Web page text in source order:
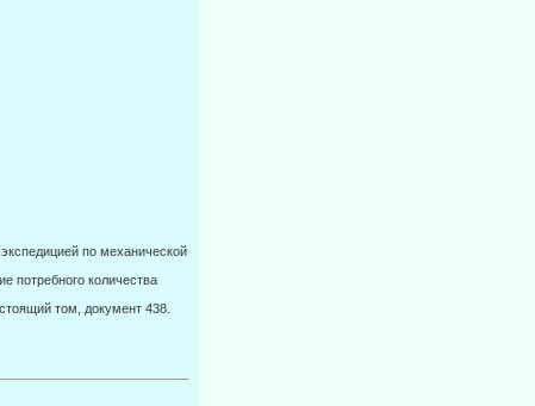
по механической
потребного количества
том, документ 438.